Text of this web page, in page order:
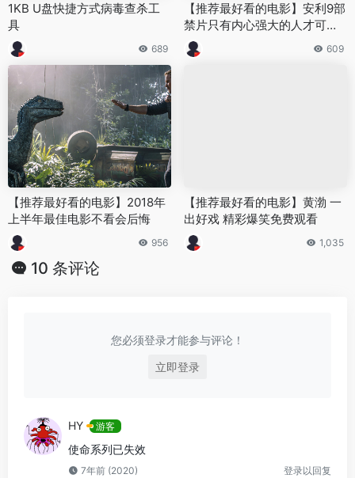
1KB U盘快捷方式病毒查杀工
具
689
【推荐最好看的电影】安利9部
禁片只有内心强大的人才可以
看
609
【推荐最好看的电影】2018年
上半年最佳电影不看会后悔
956
【推荐最好看的电影】黄渤 一
出好戏 精彩爆笑免费观看
1,035
10 条评论
您必须登录才能参与评论！
立即登录
HY 游客
使命系列已失效
7年前 (2020) 登录以回复